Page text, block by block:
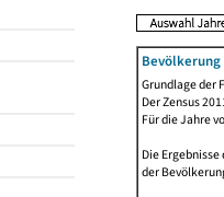
Grundlage der
Der Zensus
Für die Jahre
Die
der